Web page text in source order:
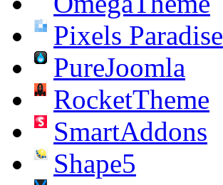
Pixels Paradise
PureJoomla
RocketTheme
SmartAddons
Shape5